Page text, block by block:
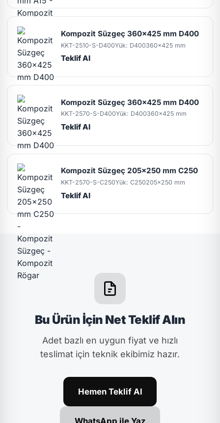
Kompozit Süzgeç 360x425 mm D400
KKT-2510-S-D400Yük: D400360x425 mm
Teklif Al
Kompozit Süzgeç 360x425 mm D400
KKT-2570-S-D400Yük: D400360x425 mm
Teklif Al
Kompozit Süzgeç 205x250 mm C250
KKT-2570-S-C250Yük: C250205x250 mm
Teklif Al
Bu Ürün İçin Net Teklif Alın
Adet bazlı en uygun fiyat ve hızlı
teslimat için teknik ekibimiz hazır.
Hemen Teklif Al